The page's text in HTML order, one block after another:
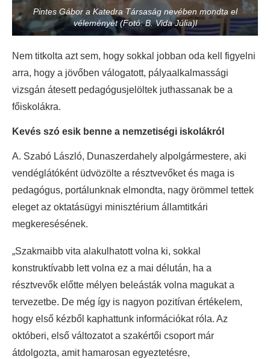
Pintes Gábor a Katedra Társaság nevében mondta el
véleményét (Fotó: B. Vida Júlia)l
Nem titkolta azt sem, hogy sokkal jobban oda kell figyelni
arra, hogy a jövőben válogatott, pályaalkalmassági
vizsgán átesett pedagógusjelöltek juthassanak be a
főiskolákra.
Kevés szó esik benne a nemzetiségi iskolákról
A. Szabó László, Dunaszerdahely alpolgármestere, aki
vendéglátóként üdvözölte a résztvevőket és maga is
pedagógus, portálunknak elmondta, nagy örömmel tettek
eleget az oktatásügyi minisztérium államtitkári
megkeresésének.
„Szakmaibb vita alakulhatott volna ki, sokkal
konstruktívabb lett volna ez a mai délután, ha a
résztvevők előtte mélyen beleásták volna magukat a
tervezetbe. De még így is nagyon pozitívan értékelem,
hogy első kézből kaphattunk információkat róla. Az
októberi, első változatot a szakértői csoport már
átdolgozta, amit hamarosan egyeztetésre,